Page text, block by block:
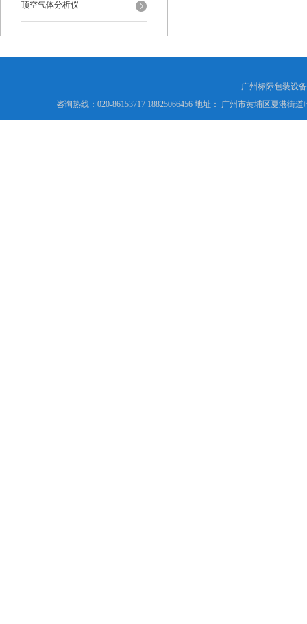
顶空气体分析仪
广州标际包装设
咨询热线：020-86153717 18825066456 地址： 广州市黄埔区夏港街